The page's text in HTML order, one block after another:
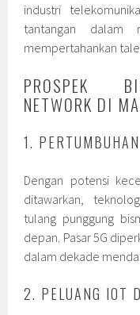
industri
tantangan dalam
mempertahankan
PROSPEK
NETWORK DI
1.
Dengan potensi
ditawarkan,
tulang punggung
depan. Pasar 5G
dalam dekade
2. PELUANG IOT